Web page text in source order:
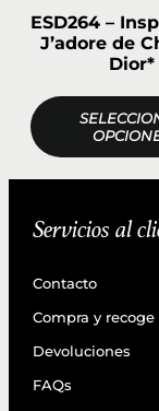
ESD264 –
J’adore de
Dior*
Servicios al
Contacto
Compra y
Devoluciones
FAQs